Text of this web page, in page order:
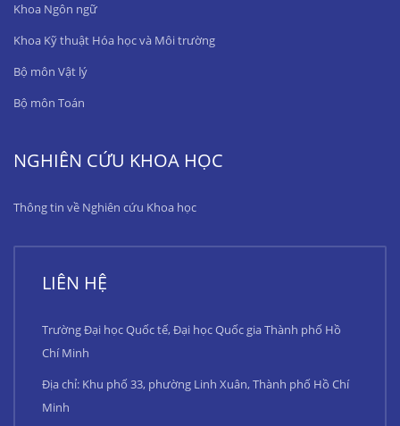
Khoa Ngôn ngữ
Khoa Kỹ thuật Hóa học và Môi trường
Bộ môn Vật lý
Bộ môn Toán
NGHIÊN CỨU KHOA HỌC
Thông tin về Nghiên cứu Khoa học
LIÊN HỆ
Trường Đại học Quốc tế, Đại học Quốc gia Thành phố Hồ
Chí Minh
Địa chỉ: Khu phố 33, phường Linh Xuân, Thành phố Hồ Chí
Minh